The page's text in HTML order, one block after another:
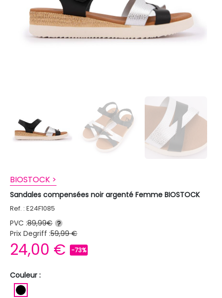
BIOSTOCK >
Sandales compensées noir argenté Femme BIOSTOCK
Ref. : E24F1085
PVC :89,99€ ?
Prix Degriff :59,99 €
24,00 € -73%
Couleur :